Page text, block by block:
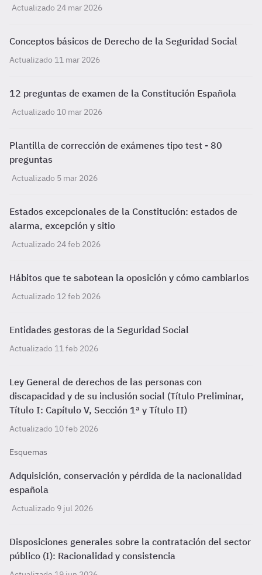
Actualizado 24 mar 2026
Conceptos básicos de Derecho de la Seguridad Social
Actualizado 11 mar 2026
12 preguntas de examen de la Constitución Española
Actualizado 10 mar 2026
Plantilla de corrección de exámenes tipo test - 80
preguntas
Actualizado 5 mar 2026
Estados excepcionales de la Constitución: estados de
alarma, excepción y sitio
Actualizado 24 feb 2026
Hábitos que te sabotean la oposición y cómo cambiarlos
Actualizado 12 feb 2026
Entidades gestoras de la Seguridad Social
Actualizado 11 feb 2026
Ley General de derechos de las personas con
discapacidad y de su inclusión social (Título Preliminar,
Título I: Capítulo V, Sección 1ª y Título II)
Actualizado 10 feb 2026
Esquemas
Adquisición, conservación y pérdida de la nacionalidad
española
Actualizado 9 jul 2026
Disposiciones generales sobre la contratación del sector
público (I): Racionalidad y consistencia